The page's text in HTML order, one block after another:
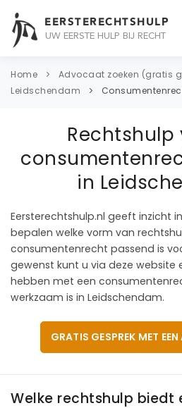
EERSTERECHTSHULP
UW EERSTE HULP BIJ RECHT
ONDERWERPEN
ADVOCAAT
OVER ONS
Home
Advocaat zoeken (gratis
Leidschendam
Rechtshulp
in
Eersterechtshulp.nl geeft inzicht
bepalen welke vorm van
consumentenrecht passend is
gewenst kunt u via deze website
hebben met een
werkzaam is in Leidschendam.
GRATIS GESPREK MET
Welke rechtshulp biedt